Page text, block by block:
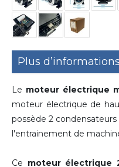
Plus d’informations
Le moteur électrique
moteur électrique de
possède 2
l'entrainement de
Ce moteur électrique